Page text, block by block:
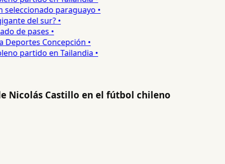
paraguayo •
del sur? •
de pases •
Concepción •
partido en Tailandia •
Nicolás Castillo en el fútbol chileno